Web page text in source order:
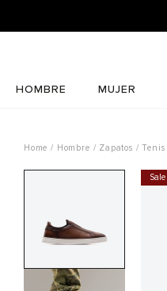
HOMBRE MUJER
Hombre Zapatos Tenis
Sale